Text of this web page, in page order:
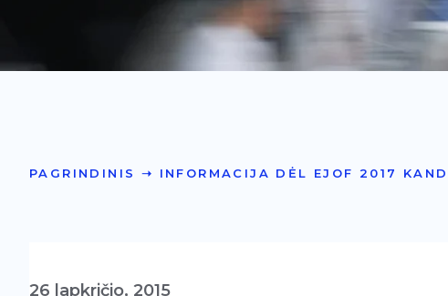
PAGRINDINIS ➝ INFORMACIJA DĖL EJOF 2017
26 lapkričio, 2015